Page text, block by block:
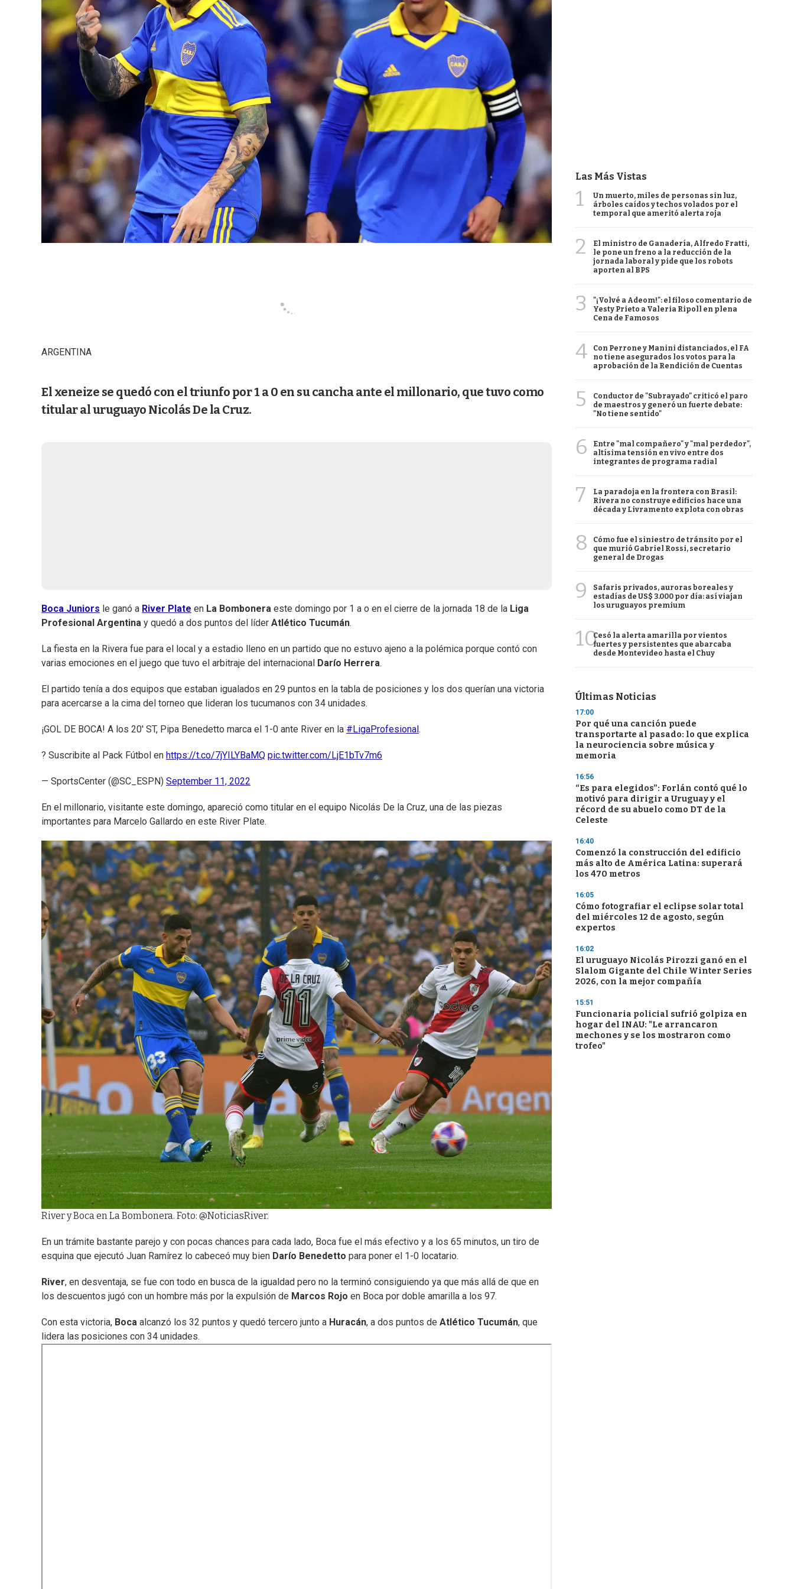
ARGENTINA
El xeneize se quedó con el triunfo por 1 a 0 en su cancha ante el millonario, que tuvo como
titular al uruguayo Nicolás De la Cruz.
Boca Juniors le ganó a River Plate en La Bombonera este domingo por 1 a o en el cierre de la jornada 18 de la Liga
Profesional Argentina y quedó a dos puntos del líder Atlético Tucumán.
La fiesta en la Rivera fue para el local y a estadio lleno en un partido que no estuvo ajeno a la polémica porque contó con
varias emociones en el juego que tuvo el arbitraje del internacional Darío Herrera.
El partido tenía a dos equipos que estaban igualados en 29 puntos en la tabla de posiciones y los dos querían una victoria
para acercarse a la cima del torneo que lideran los tucumanos con 34 unidades.
¡GOL DE BOCA! A los 20' ST, Pipa Benedetto marca el 1-0 ante River en la #LigaProfesional .
? Suscribite al Pack Fútbol en https://t.co/7jYILYBaMQ pic.twitter.com/LjE1bTv7m6
— SportsCenter (@SC_ESPN) September 11, 2022
En el millonario, visitante este domingo, apareció como titular en el equipo Nicolás De la Cruz, una de las piezas
importantes para Marcelo Gallardo en este River Plate.
River y Boca en La Bombonera. Foto: @NoticiasRiver.
En un trámite bastante parejo y con pocas chances para cada lado, Boca fue el más efectivo y a los 65 minutos, un tiro de
esquina que ejecutó Juan Ramírez lo cabeceó muy bien Darío Benedetto para poner el 1-0 locatario.
River, en desventaja, se fue con todo en busca de la igualdad pero no la terminó consiguiendo ya que más allá de que en
los descuentos jugó con un hombre más por la expulsión de Marcos Rojo en Boca por doble amarilla a los 97.
Con esta victoria, Boca alcanzó los 32 puntos y quedó tercero junto a Huracán, a dos puntos de Atlético Tucumán, que
lidera las posiciones con 34 unidades.
Las Más Vistas
1
Un muerto, miles de personas sin luz,
árboles caídos y techos volados por el
temporal que ameritó alerta roja
2
El ministro de Ganadería, Alfredo Fratti,
le pone un freno a la reducción de la
jornada laboral y pide que los robots
aporten al BPS
3
"¡Volvé a Adeom!": el filoso comentario de
Yesty Prieto a Valeria Ripoll en plena
Cena de Famosos
4
Con Perrone y Manini distanciados, el FA
no tiene asegurados los votos para la
aprobación de la Rendición de Cuentas
5
Conductor de "Subrayado" criticó el paro
de maestros y generó un fuerte debate:
"No tiene sentido"
6
Entre "mal compañero" y "mal perdedor",
altísima tensión en vivo entre dos
integrantes de programa radial
7
La paradoja en la frontera con Brasil:
Rivera no construye edificios hace una
década y Livramento explota con obras
8
Cómo fue el siniestro de tránsito por el
que murió Gabriel Rossi, secretario
general de Drogas
9
Safaris privados, auroras boreales y
estadías de US$ 3.000 por día: así viajan
los uruguayos premium
10Cesó la alerta amarilla por vientos
fuertes y persistentes que abarcaba
desde Montevideo hasta el Chuy
Últimas Noticias
17:00
Por qué una canción puede
transportarte al pasado: lo que explica
la neurociencia sobre música y
memoria
16:56
“Es para elegidos”: Forlán contó qué lo
motivó para dirigir a Uruguay y el
récord de su abuelo como DT de la
Celeste
16:40
Comenzó la construcción del edificio
más alto de América Latina: superará
los 470 metros
16:05
Cómo fotografiar el eclipse solar total
del miércoles 12 de agosto, según
expertos
16:02
El uruguayo Nicolás Pirozzi ganó en el
Slalom Gigante del Chile Winter Series
2026, con la mejor compañía
15:51
Funcionaria policial sufrió golpiza en
hogar del INAU: "Le arrancaron
mechones y se los mostraron como
trofeo"